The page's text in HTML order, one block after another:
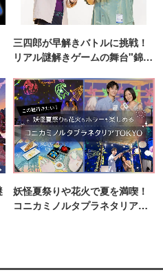
三四郎が早解きバトルに挑戦！
リアル謎解きゲームの舞台"錦糸
妖怪夏祭りや花火で夏を満喫！
コニカミノルタプラネタリア